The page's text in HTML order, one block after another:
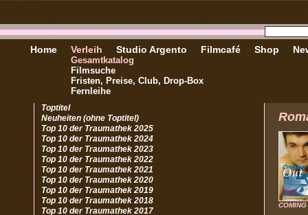
Home Verleih
Gesamtkatalog
Filmsuche
Fristen, Preise, Club, Drop-Box
Fernleihe
Studio Argento Filmcafé Shop
Toptitel
Neuheiten (ohne Toptitel)
Top 10 der Traumathek 2025
Top 10 der Traumathek 2024
Top 10 der Traumathek 2023
Top 10 der Traumathek 2022
Top 10 der Traumathek 2021
Top 10 der Traumathek 2020
Top 10 der Traumathek 2019
Top 10 der Traumathek 2018
Top 10 der Traumathek 2017
COMING